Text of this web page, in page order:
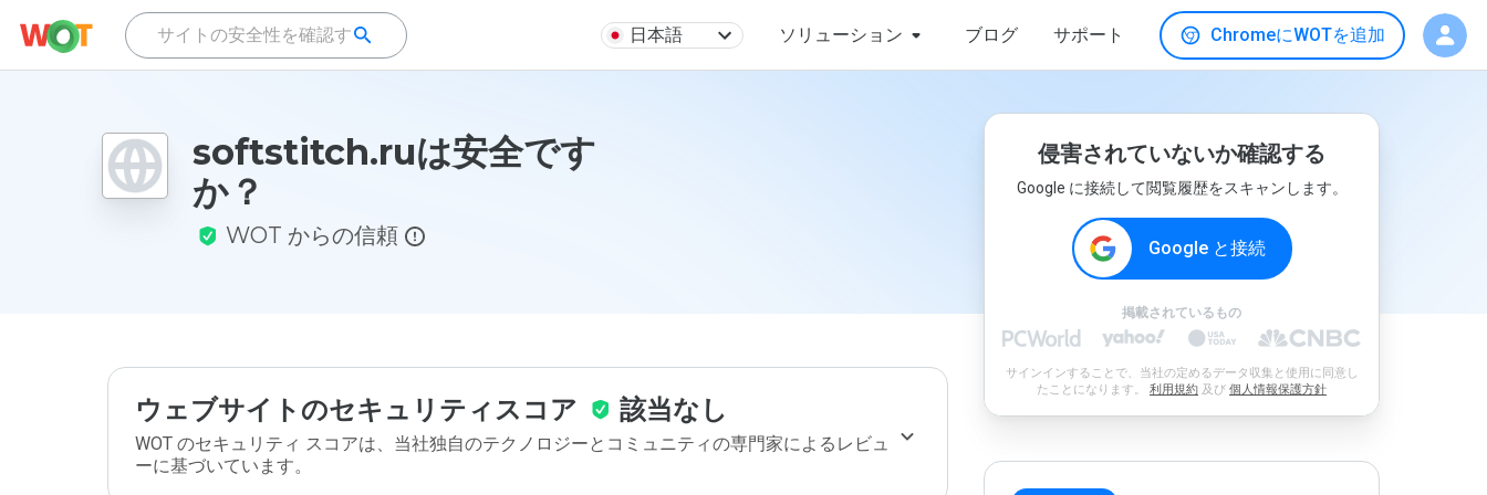
日本語 ソリューション ブログ サポート ChromeにWOTを追加
softstitch.ruは安全です
か？
WOT からの信頼
ウェブサイトのセキュリティスコア 該当なし
WOT のセキュリティ スコアは、当社独自のテクノロジーとコミュニティの専門家によるレビュ
ーに基づいています。
侵害されていないか確認する
Google に接続して閲覧履歴をスキャンします。
Google と接続
掲載されているもの
サインインすることで、当社の定めるデータ収集と使用に同意し
たことになります。 利用規約 及び 個人情報保護方針